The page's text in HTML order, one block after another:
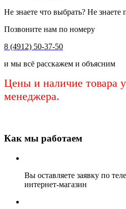
Не знаете что выбрать? Не знаете
Позвоните нам по номеру
8 (4912) 50-37-50
и мы всё расскажем и объясним
Цены и наличие товара
менеджера.
Как мы работаем
Вы оставляете заявку по
интернет-магазин